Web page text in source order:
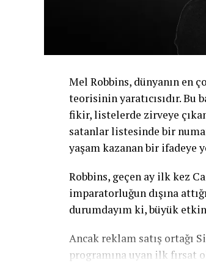
Mel Robbins, dünyanın en
teorisinin yaratıcısıdır.
fikir, listelerde zirveye çıkan
satanlar listesinde bir
yaşam kazanan bir ifadeye
Robbins, geçen ay ilk kez
imparatorluğun dışına
durumdayım ki, büyük
Ancak reklam satış ortağı
programına uyan ilk fırsat